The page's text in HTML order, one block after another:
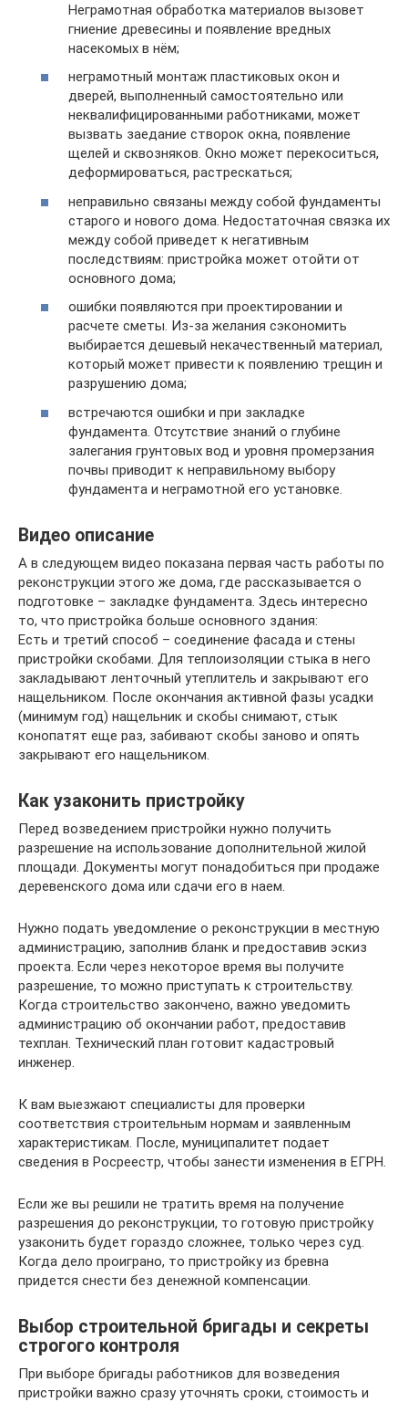
Неграмотная обработка материалов вызовет
гниение древесины и появление вредных
насекомых в нём;
неграмотный монтаж пластиковых окон и
дверей, выполненный самостоятельно или
неквалифицированными работниками, может
вызвать заедание створок окна, появление
щелей и сквозняков. Окно может перекоситься,
деформироваться, растрескаться;
неправильно связаны между собой фундаменты
старого и нового дома. Недостаточная связка их
между собой приведет к негативным
последствиям: пристройка может отойти от
основного дома;
ошибки появляются при проектировании и
расчете сметы. Из-за желания сэкономить
выбирается дешевый некачественный материал,
который может привести к появлению трещин и
разрушению дома;
встречаются ошибки и при закладке
фундамента. Отсутствие знаний о глубине
залегания грунтовых вод и уровня промерзания
почвы приводит к неправильному выбору
фундамента и неграмотной его установке.
Видео описание
А в следующем видео показана первая часть работы по
реконструкции этого же дома, где рассказывается о
подготовке – закладке фундамента. Здесь интересно
то, что пристройка больше основного здания:
Есть и третий способ – соединение фасада и стены
пристройки скобами. Для теплоизоляции стыка в него
закладывают ленточный утеплитель и закрывают его
нащельником. После окончания активной фазы усадки
(минимум год) нащельник и скобы снимают, стык
конопатят еще раз, забивают скобы заново и опять
закрывают его нащельником.
Как узаконить пристройку
Перед возведением пристройки нужно получить
разрешение на использование дополнительной жилой
площади. Документы могут понадобиться при продаже
деревенского дома или сдачи его в наем.
Нужно подать уведомление о реконструкции в местную
администрацию, заполнив бланк и предоставив эскиз
проекта. Если через некоторое время вы получите
разрешение, то можно приступать к строительству.
Когда строительство закончено, важно уведомить
администрацию об окончании работ, предоставив
техплан. Технический план готовит кадастровый
инженер.
К вам выезжают специалисты для проверки
соответствия строительным нормам и заявленным
характеристикам. После, муниципалитет подает
сведения в Росреестр, чтобы занести изменения в ЕГРН.
Если же вы решили не тратить время на получение
разрешения до реконструкции, то готовую пристройку
узаконить будет гораздо сложнее, только через суд.
Когда дело проиграно, то пристройку из бревна
придется снести без денежной компенсации.
Выбор строительной бригады и секреты
строгого контроля
При выборе бригады работников для возведения
пристройки важно сразу уточнять сроки, стоимость и